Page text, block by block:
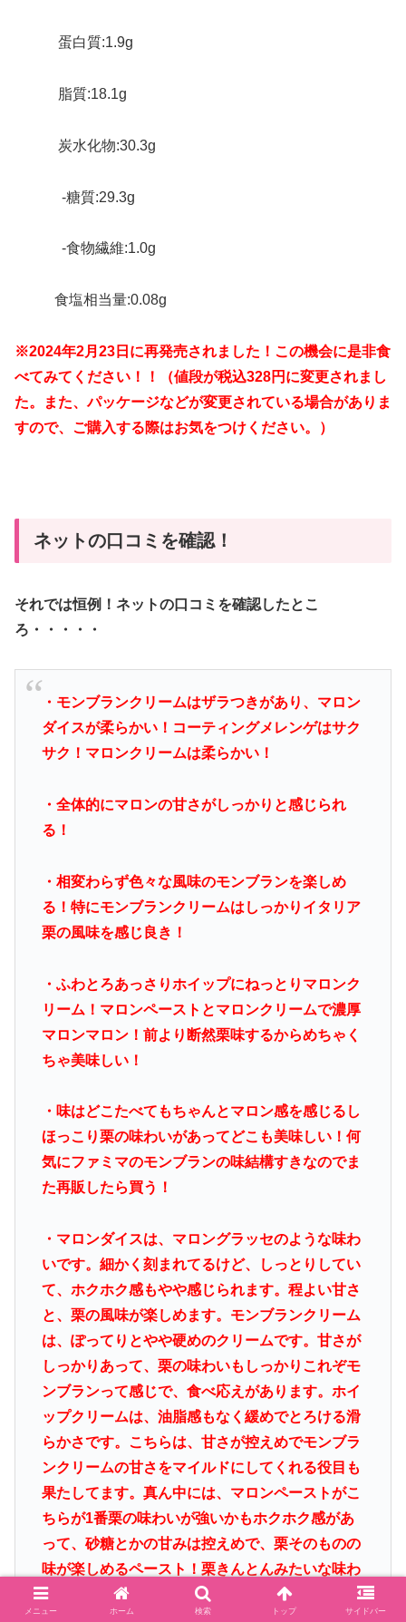
蛋白質:1.9g
脂質:18.1g
炭水化物:30.3g
-糖質:29.3g
-食物繊維:1.0g
食塩相当量:0.08g
※2024年2月23日に再発売されました！この機会に是非食
べてみてください！！（値段が税込328円に変更されまし
た。また、パッケージなどが変更されている場合がありま
すので、ご購入する際はお気をつけください。）
ネットの口コミを確認！
それでは恒例！ネットの口コミを確認したとこ
ろ・・・・・
・モンブランクリームはザラつきがあり、マロン
ダイスが柔らかい！コーティングメレンゲはサク
サク！マロンクリームは柔らかい！
・全体的にマロンの甘さがしっかりと感じられ
る！
・相変わらず色々な風味のモンブランを楽しめ
る！特にモンブランクリームはしっかりイタリア
栗の風味を感じ良き！
・ふわとろあっさりホイップにねっとりマロンク
リーム！マロンペーストとマロンクリームで濃厚
マロンマロン！前より断然栗味するからめちゃく
ちゃ美味しい！
・味はどこたべてもちゃんとマロン感を感じるし
ほっこり栗の味わいがあってどこも美味しい！何
気にファミマのモンブランの味結構すきなのでま
た再販したら買う！
・マロンダイスは、マロングラッセのような味わ
いです。細かく刻まれてるけど、しっとりしてい
て、ホクホク感もやや感じられます。程よい甘さ
と、栗の風味が楽しめます。モンブランクリーム
は、ぽってりとやや硬めのクリームです。甘さが
しっかりあって、栗の味わいもしっかりこれぞモ
ンブランって感じで、食べ応えがあります。ホイ
ップクリームは、油脂感もなく緩めでとろける滑
らかさです。こちらは、甘さが控えめでモンブラ
ンクリームの甘さをマイルドにしてくれる役目も
果たしてます。真ん中には、マロンペーストがこ
ちらが1番栗の味わいが強いかもホクホク感があ
って、砂糖とかの甘みは控えめで、栗そのものの
味が楽しめるペースト！栗きんとんみたいな味わ
い！
メニュー ホーム 検索 トップ サイドバー